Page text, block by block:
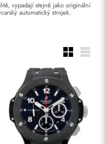
vypadají stejně jako originální
automatický strojek.